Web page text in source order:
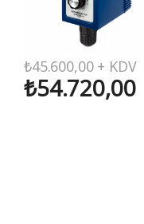
₺45.600,00+ KDV
₺54.720,00